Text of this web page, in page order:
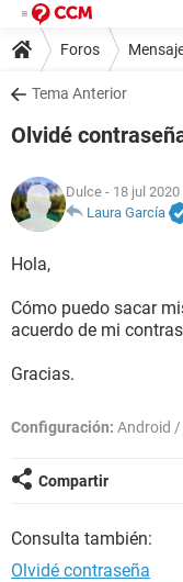
Foros
Tema Anterior
Olvidé
Dulce - 18 jul 2020
Laura García
Hola,
Cómo puedo sacar
acuerdo de mi
Gracias.
Configuración: Android /
Compartir
Consulta también:
Olvidé contraseña